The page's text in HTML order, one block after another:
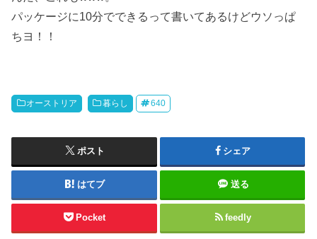
パッケージに10分でできるって書いてあるけどウソっぱ
ちヨ！！
オーストリア 暮らし 640
ポスト シェア
はてブ 送る
Pocket feedly